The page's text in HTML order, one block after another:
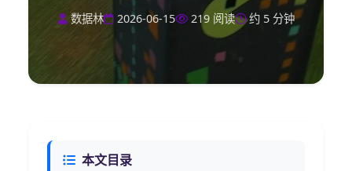
数据林 2026-06-15 219 阅读 约 5 分钟
本文目录